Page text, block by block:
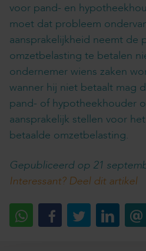
voor pand- en
moet dat probleem
aansprakelijkheid neemt de
omzetbelasting te betalen
ondernemer wiens zaken
wanner hij niet betaalt mag
pand- of hypotheekhouder
aansprakelijk stellen voor
betaalde omzetbelasting.
Gepubliceerd op 21
Interessant? Deel dit artikel